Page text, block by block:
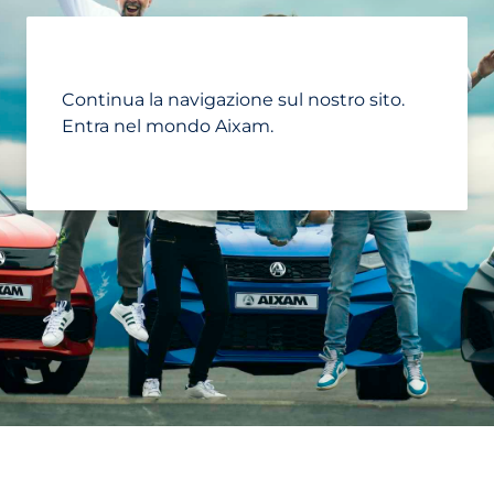
Continua la navigazione sul nostro sito.
Entra nel mondo Aixam.